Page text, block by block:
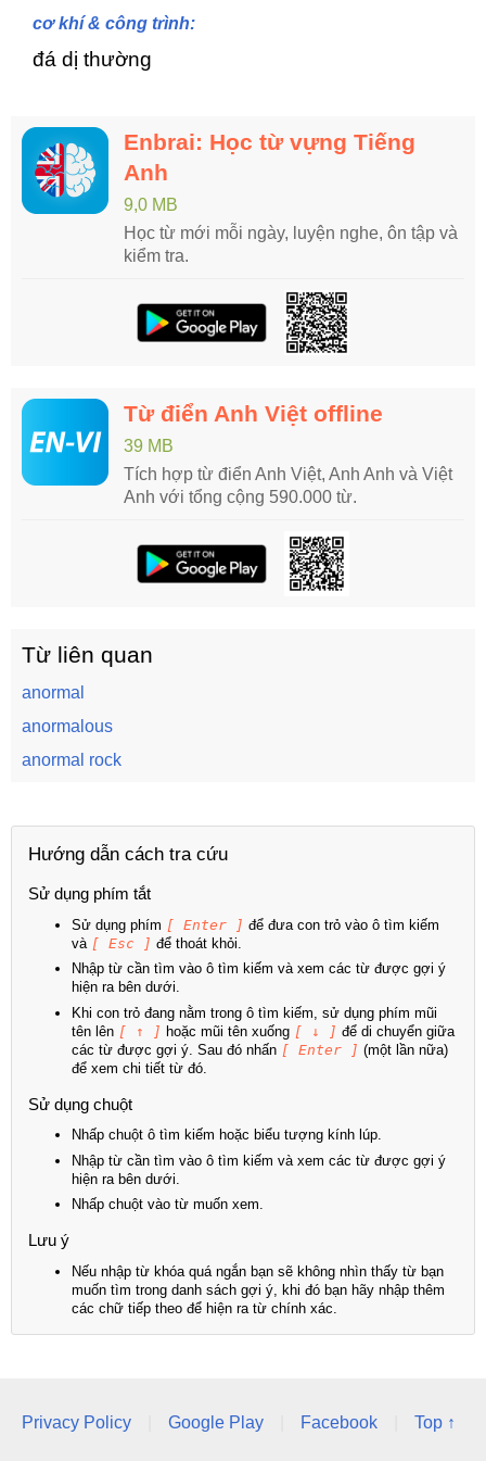
cơ khí & công trình:
đá dị thường
Enbrai: Học từ vựng Tiếng
Anh
9,0 MB
Học từ mới mỗi ngày, luyện nghe, ôn tập và
kiểm tra.
Từ điển Anh Việt offline
39 MB
Tích hợp từ điển Anh Việt, Anh Anh và Việt
Anh với tổng cộng 590.000 từ.
Từ liên quan
anormal
anormalous
anormal rock
Hướng dẫn cách tra cứu
Sử dụng phím tắt
Sử dụng phím [ Enter ] để đưa con trỏ vào ô tìm kiếm
và [ Esc ] để thoát khỏi.
Nhập từ cần tìm vào ô tìm kiếm và xem các từ được gợi ý
hiện ra bên dưới.
Khi con trỏ đang nằm trong ô tìm kiếm, sử dụng phím mũi
tên lên [ ↑ ] hoặc mũi tên xuống [ ↓ ] để di chuyển giữa
các từ được gợi ý. Sau đó nhấn [ Enter ] (một lần nữa)
để xem chi tiết từ đó.
Sử dụng chuột
Nhấp chuột ô tìm kiếm hoặc biểu tượng kính lúp.
Nhập từ cần tìm vào ô tìm kiếm và xem các từ được gợi ý
hiện ra bên dưới.
Nhấp chuột vào từ muốn xem.
Lưu ý
Nếu nhập từ khóa quá ngắn bạn sẽ không nhìn thấy từ bạn
muốn tìm trong danh sách gợi ý, khi đó bạn hãy nhập thêm
các chữ tiếp theo để hiện ra từ chính xác.
Privacy Policy Google Play Facebook Top ↑